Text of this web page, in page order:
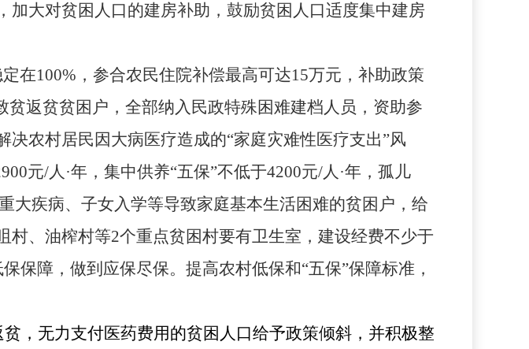
大对贫困人口的建房补助，鼓励贫困人口适度集中建房
在100% ，参合农民住院补偿最高可达15万元，补助政策
返贫贫困户，全部纳入民政特殊困难建档人员，资助参
农村居民因大病医疗造成的“家庭灾难性医疗支出”风
元/人·年，集中供养“五保”不低于4200元/人·年，孤儿
大疾病、子女入学等导致家庭基本生活困难的贫困户，给
村、油榨村等2个重点贫困村要有卫生室，建设经费不少于
保障，做到应保尽保。提高农村低保和“五保”保障标准，
，无力支付医药费用的贫困人口给予政策倾斜，并积极整